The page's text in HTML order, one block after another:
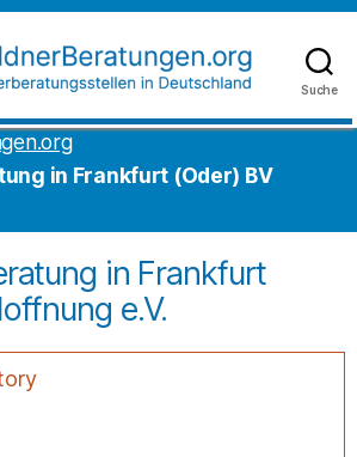
Suche
schuldnerberatungen.org
in Frankfurt (Oder) BV
in Frankfurt
e.V.